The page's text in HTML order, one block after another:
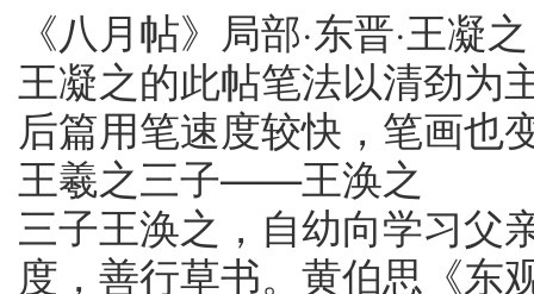
《八月帖》局部·东晋·王凝之
王凝之的此帖笔法以清劲为
后篇用笔速度较快，笔画也
王羲之三子——王涣之
三子王涣之，自幼向学习父
度，善行草书。黄伯思《东